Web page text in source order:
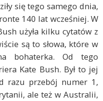
się tego samego dnia,
140 lat wcześniej. W
użyła kilku cytatów z
są to słowa, które w
bohaterka. Od tego
Kate Bush. Był to jej
razu przebój numer 1,
ale też w Australii,